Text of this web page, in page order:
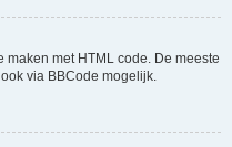
maken met HTML code. De meeste
via BBCode mogelijk.